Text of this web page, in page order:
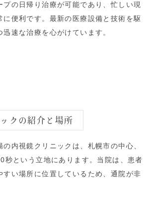
プの日帰り治療が可能であり、忙しい現
に便利です。最新の医療設備と技術を駆
速な治療を心がけています。
クの紹介と場所
内視鏡クリニックは、札幌市の中心、
秒という立地にあります。当院は、患者
すい場所に位置しているため、通院が非